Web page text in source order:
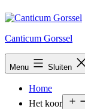
naar
inhoud
Canticum Gorssel
Menu Sluiten
Home
Het koor